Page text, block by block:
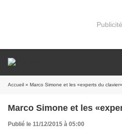
Publicité
Accueil » Marco Simone et les «experts du clavier»
Marco Simone et les
Publié le 11/12/2015 à 05:00